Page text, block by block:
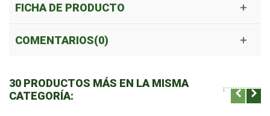
FICHA DE PRODUCTO
COMENTARIOS(0)
30 PRODUCTOS MÁS EN LA MISMA
CATEGORÍA: